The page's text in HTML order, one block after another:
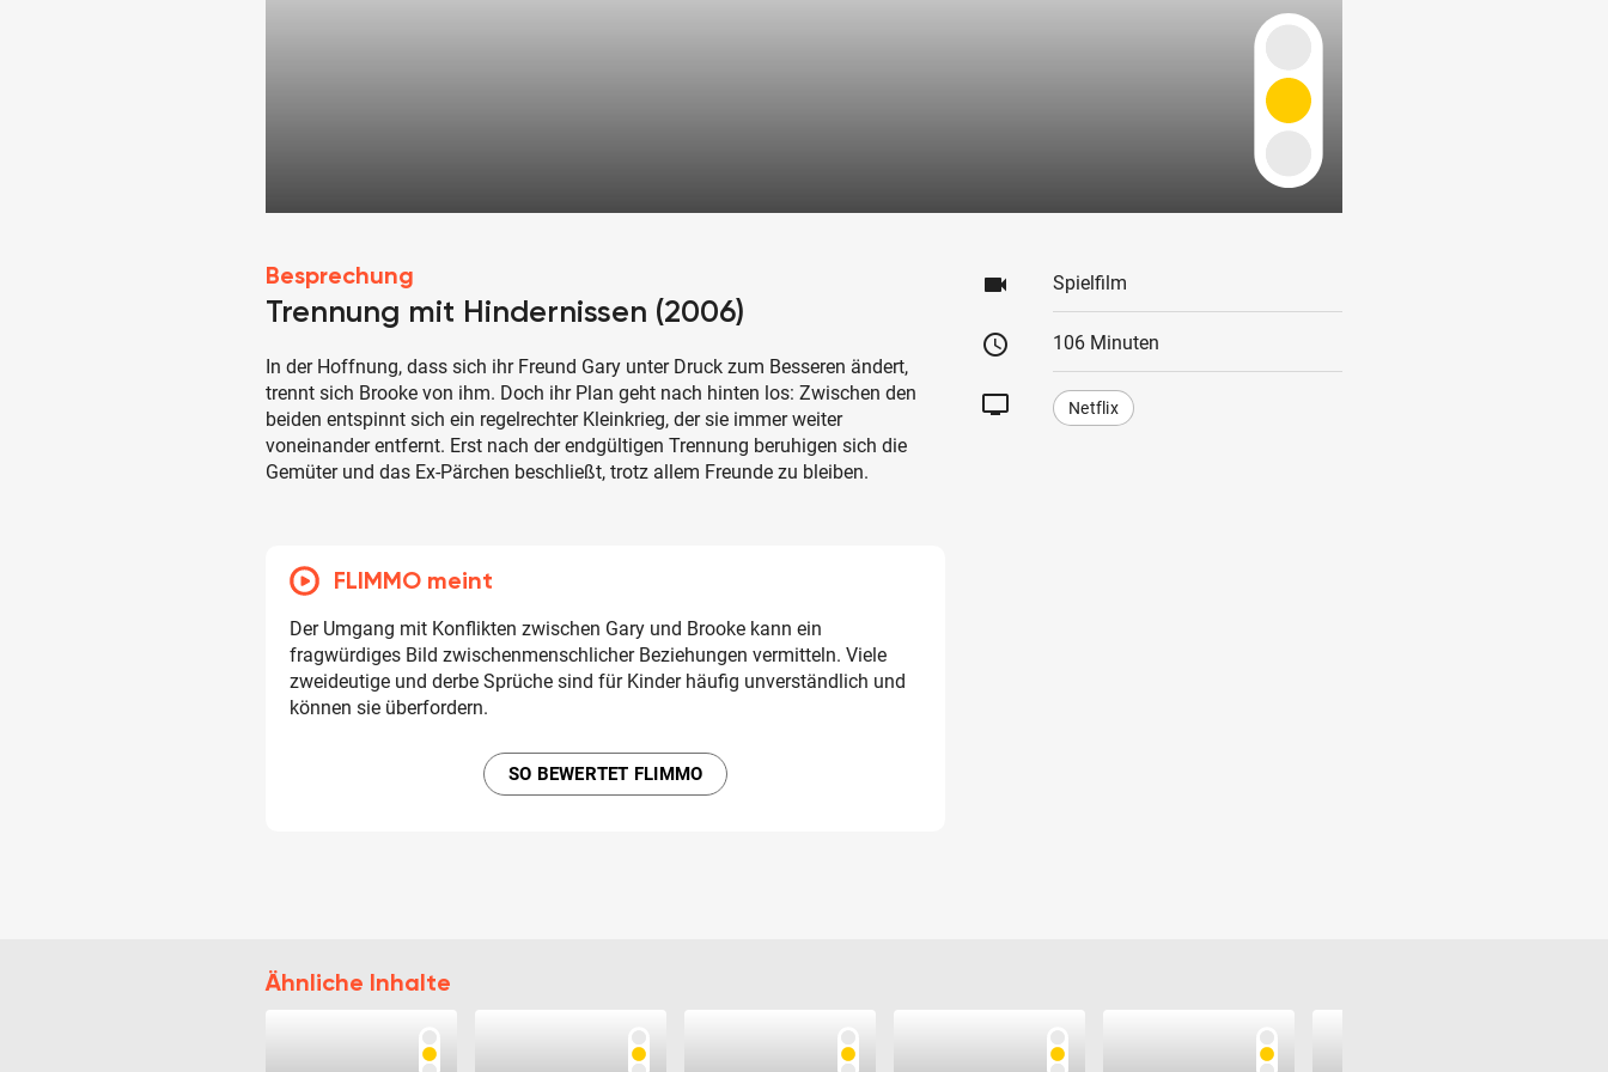
Besprechung
Trennung mit Hindernissen (2006)
In der Hoffnung, dass sich ihr Freund Gary unter Druck zum Besseren ändert,
trennt sich Brooke von ihm. Doch ihr Plan geht nach hinten los: Zwischen den
beiden entspinnt sich ein regelrechter Kleinkrieg, der sie immer weiter
voneinander entfernt. Erst nach der endgültigen Trennung beruhigen sich die
Gemüter und das Ex-Pärchen beschließt, trotz allem Freunde zu bleiben.
FLIMMO meint
Der Umgang mit Konflikten zwischen Gary und Brooke kann ein
fragwürdiges Bild zwischenmenschlicher Beziehungen vermitteln. Viele
zweideutige und derbe Sprüche sind für Kinder häufig unverständlich und
können sie überfordern.
SO BEWERTET FLIMMO
videocam Spielfilm
schedule 106 Minuten
tv Netflix
Ähnliche Inhalte